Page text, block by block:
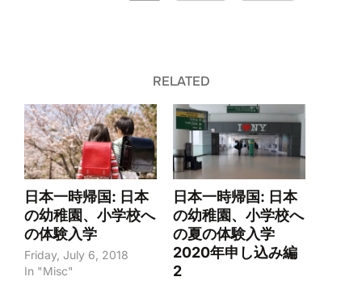
RELATED
日本一時帰国: 日本
の幼稚園、小学校へ
の体験入学
Friday, July 6, 2018
In "Misc"
日本一時帰国: 日本
の幼稚園、小学校へ
の夏の体験入学
2020年申し込み編
2